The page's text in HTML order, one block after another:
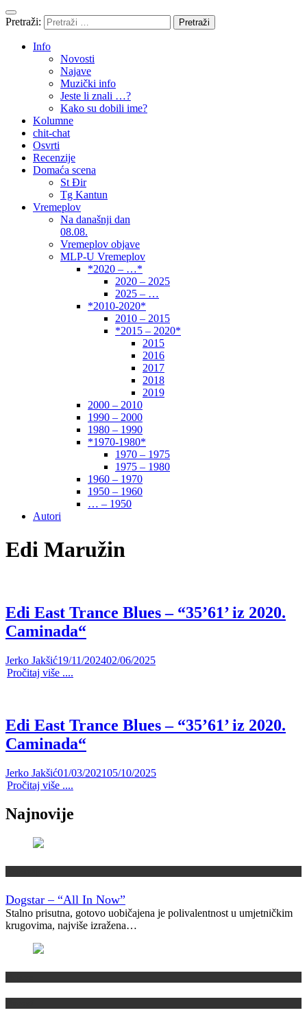
1960 – 1970
1950 – 1960
Autori
Pretraži:
Info
Novosti
Najave
Muzički info
Jeste li znali …?
Kako su dobili ime?
Kolumne
chit-chat
Osvrti
Recenzije
Domaća scena
St Đir
Tg Kantun
Vremeplov
Na današnji dan
08.08.
Vremeplov objave
MLP-U Vremeplov
*2020 – …*
2020 – 2025
2025 – …
*2010-2020*
2010 – 2015
*2015 – 2020*
2015
2016
2017
2018
2019
2000 – 2010
1990 – 2000
1980 – 1990
*1970-1980*
1970 – 1975
1975 – 1980
1960 – 1970
1950 – 1960
… – 1950
Autori
Edi Maružin
Edi East Trance Blues – “35’61’ iz 2020.
Caminada“
Jerko Jakšić19/11/202402/06/2025
Pročitaj više ....
Edi East Trance Blues – “35’61’ iz 2020.
Caminada“
Jerko Jakšić01/03/202105/10/2025
Pročitaj više ....
Najnovije
Dogstar – “All In Now”
Stalno prisutna, gotovo uobičajena je polivalentnost u umjetničkim
krugovima, najviše izražena…